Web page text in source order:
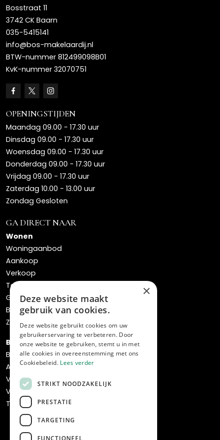
Bosstraat 11
3742 CK Baarn
035-5415141
info@bos-makelaardij.nl
BTW-nummer 812499098B01
KvK-nummer 32070751
OPENINGSTIJDEN
Maandag 09.00 - 17.30 uur
Dinsdag 09.00 - 17.30 uur
Woensdag 09.00 - 17.30 uur
Donderdag 09.00 - 17.30 uur
Vrijdag 09.00 - 17.30 uur
Zaterdag 10.00 - 13.00 uur
Zondag Gesloten
GA DIRECT NAAR
Wonen
Woningaanbod
Aankoop
Verkoop
Taxaties
Gratis waardebepaling
Bos verhuisservice
Zoekopdracht
Bedrijven
Bedrijfsaanbod
Aankoop
Verkoop
Verhuur & beheer
Transformatie & ontwikkeling
×
Deze website maakt
gebruik van cookies.
Deze website gebruikt cookies om uw
gebruikerservaring te verbeteren. Door
onze website te gebruiken, stemt u in met
alle cookies in overeenstemming met ons
Cookiebeleid. Lees verder
STRIKT NOODZAKELIJK
PRESTATIE
TARGETING
FUNCTIONEEL